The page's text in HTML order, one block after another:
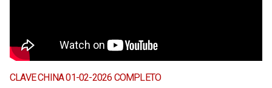
CLAVE CHINA 01-02-2026 COMPLETO